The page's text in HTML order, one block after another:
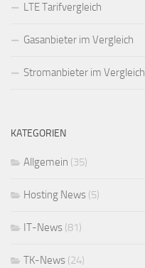
LTE Tarifvergleich
Gasanbieter im Vergleich
Stromanbieter im Vergleich
KATEGORIEN
Allgemein (35)
Hosting News (5)
IT-News (81)
TK-News (24)